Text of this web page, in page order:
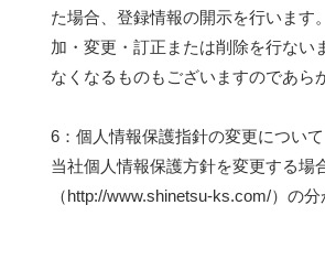
た場合、登録情報の開示を行います
加・変更・訂正または削除を行ない
なくなるものもございますのであら
6：個人情報保護指針の変更について
当社個人情報保護方針を変更する場
（http://www.shinetsu-ks.com/）の